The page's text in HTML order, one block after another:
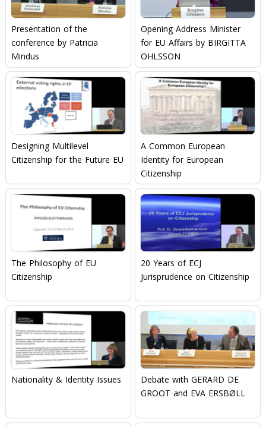
Presentation of the
conference by Patricia
Mindus
Opening Address Minister
for EU Affairs by BIRGITTA
OHLSSON
Designing Multilevel
Citizenship for the Future EU
A Common European
Identity for European
Citizenship
The Philosophy of EU
Citizenship
20 Years of ECJ
Jurisprudence on Citizenship
Nationality & Identity Issues
Debate with GERARD DE
GROOT and EVA ERSBØLL